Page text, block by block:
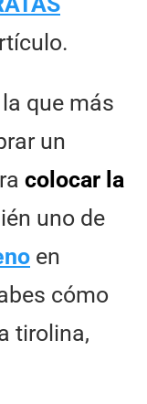
que más
un
colocar la
uno de
en
cómo
tirolina,